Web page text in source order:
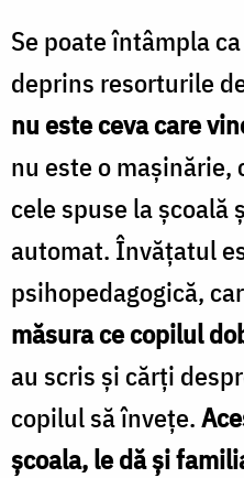
Se poate întâmpla
deprins resorturile
nu este ceva care
nu este o maşinărie,
cele spuse la şcoală
automat. Învăţatul
psihopedagogică,
măsura ce copilul
au scris şi cărţi
copilul să înveţe.
şcoala, le dă şi